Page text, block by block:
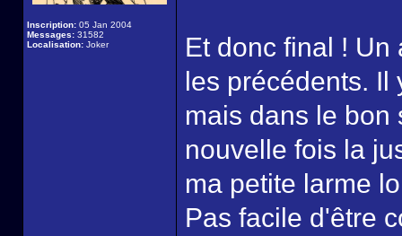
Inscription: 05 Jan 2004
Messages: 31582
Localisation: Joker
Et donc final !
les précédents. Il
mais dans le bon
nouvelle fois la
ma petite larme
Pas facile d'être